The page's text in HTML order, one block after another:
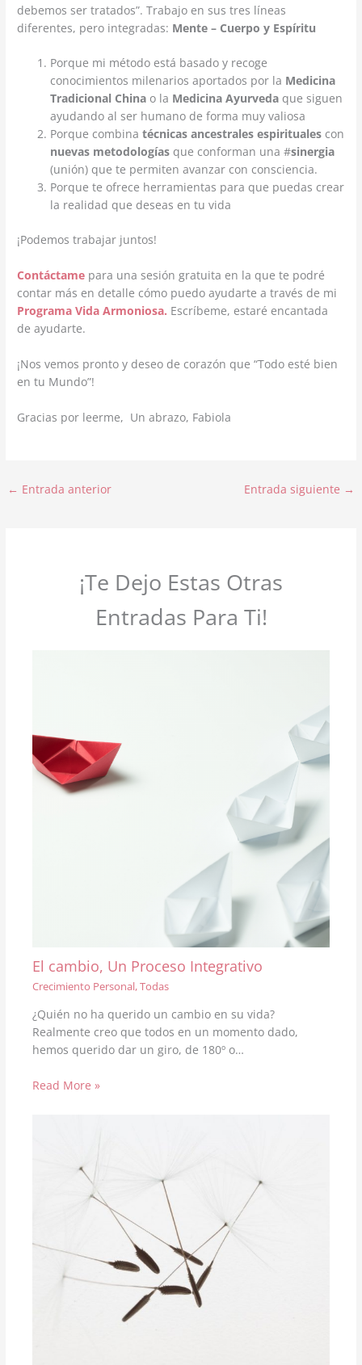
debemos ser tratados”. Trabajo en sus tres líneas
diferentes, pero integradas: Mente – Cuerpo y Espíritu
Porque mi método está basado y recoge
conocimientos milenarios aportados por la Medicina
Tradicional China o la Medicina Ayurveda que siguen
ayudando al ser humano de forma muy valiosa
Porque combinatécnicas ancestrales espirituales con
nuevas metodologías que conforman una #sinergia
(unión) que te permiten avanzar con consciencia.
Porque te ofrece herramientas para que puedas crear
la realidad que deseas en tu vida
¡Podemos trabajar juntos!
Contáctame para una sesión gratuita en la que te podré
contar más en detalle cómo puedo ayudarte a través de mi
Programa Vida Armoniosa. Escríbeme, estaré encantada
de ayudarte.
¡Nos vemos pronto y deseo de corazón que “Todo esté bien
en tu Mundo”!
Gracias por leerme, Un abrazo, Fabiola
← Entrada anterior Entrada siguiente →
¡Te Dejo Estas Otras
Entradas Para Ti!
El cambio, Un Proceso Integrativo
Crecimiento Personal,Todas
¿Quién no ha querido un cambio en su vida?
Realmente creo que todos en un momento dado,
hemos querido dar un giro, de 180º o…
Read More »